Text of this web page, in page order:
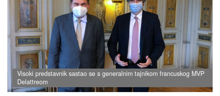
Visoki predstavnik sastao se s generalnim tajnikom francuskog MVP
Delattreom